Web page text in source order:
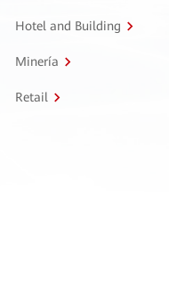
Hotel and Building
Minería
Retail